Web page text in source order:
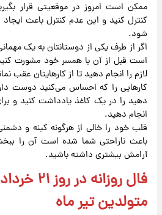
ممکن است امروز در موقعیتی قرار
کنترل کنید و این عدم کنترل باعث
شود.
اگر از طرف یکی از دوستانتان به یک
است قبل از آن با همسر خود مشورت کنید
لازم را انجام دهید تا از کارهایتان عقب
کارهایی را که احساس می‌کنید دوست
دهید را در یک کاغذ یادداشت کنید و
انجام دهید.
قلب خود را خالی از هرگونه کینه و
باعث ناراحتی شما شده است آن را
آرامش بیشتری داشته باشید.
متولدین تیر ماه